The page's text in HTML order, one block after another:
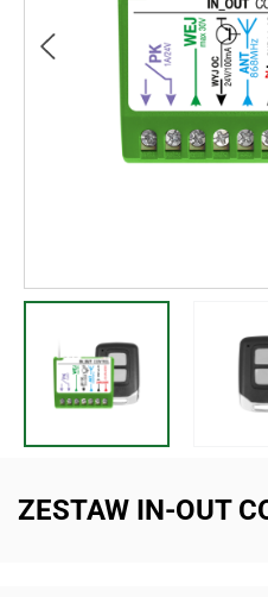
ZESTAW IN-OUT